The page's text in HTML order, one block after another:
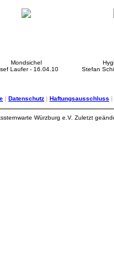
Mondsichel
Laufer - 16.04.10
Stefan
| Datenschutz | Haftungsausschluss |
Würzburg e.V. Zuletzt